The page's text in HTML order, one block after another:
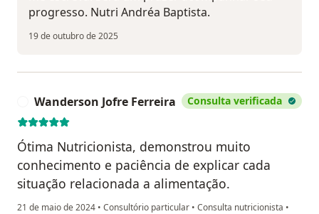
progresso. Nutri Andréa Baptista.
19 de outubro de 2025
Wanderson Jofre Ferreira Consulta verificada
Ótima Nutricionista, demonstrou muito
conhecimento e paciência de explicar cada
situação relacionada a alimentação.
21 de maio de 2024 • Consultório particular • Consulta nutricionista •